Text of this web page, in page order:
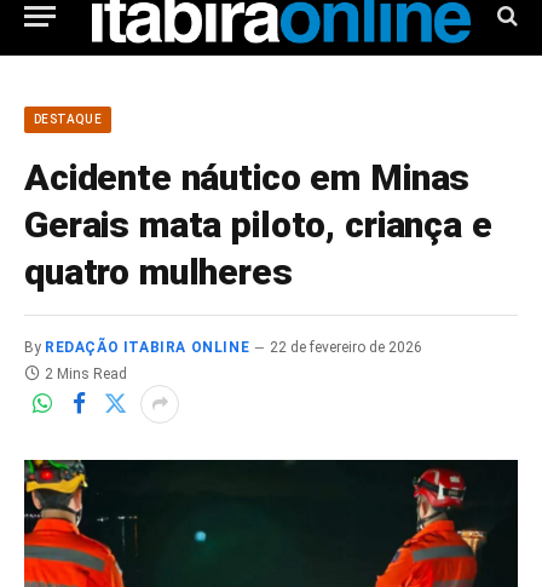
DESTAQUE
Acidente náutico em Minas
Gerais mata piloto, criança e
quatro mulheres
By REDAÇÃO ITABIRA ONLINE
22 de fevereiro de 2026
2 Mins Read